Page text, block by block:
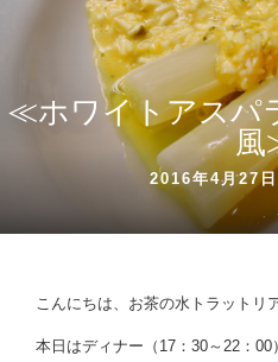
≪ホワイトアスパ
2016年4月27
こんにちは、お茶の水トラットリ
本日はディナー（17：30～22：